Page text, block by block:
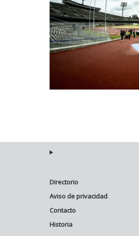
Directorio
Aviso de privacidad
Contacto
Historia